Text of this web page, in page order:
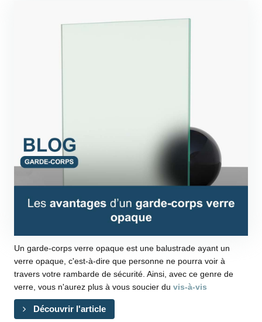
Un garde-corps verre opaque est une balustrade ayant un
verre opaque, c'est-à-dire que personne ne pourra voir à
travers votre rambarde de sécurité. Ainsi, avec ce genre de
verre, vous n'aurez plus à vous soucier du vis-à-vis
Découvrir l'article